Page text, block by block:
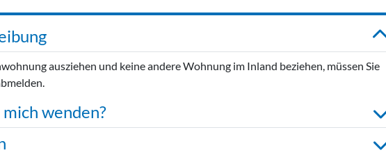
ausziehen und keine andere Wohnung im Inland beziehen, müssen Sie
wenden?